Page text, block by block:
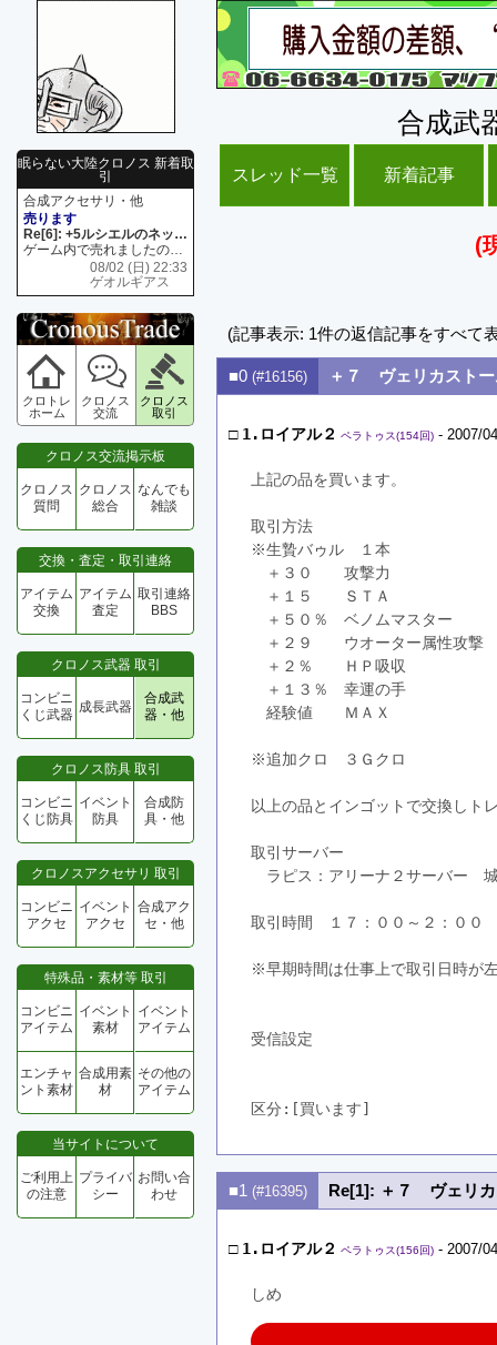
眠らない大陸クロノス 新着取
引
合成アクセサリ・他
売ります
Re[6]: +5ルシエルのネックレス
ゲーム内で売れましたので 在庫がネク1 リング4 となります リングのお値段は80G といたします
08/02 (日) 22:33
ゲオルギアス
クロトレ
ホーム
クロノス
交流
クロノス
取引
クロノス交流掲示板
クロノス
質問
クロノス
総合
なんでも
雑談
交換・査定・取引連絡
アイテム
交換
アイテム
査定
取引連絡
BBS
クロノス武器 取引
コンビニ
くじ武器 成長武器
合成武
器・他
クロノス防具 取引
コンビニ
くじ防具
イベント
防具
合成防
具・他
クロノスアクセサリ 取引
コンビニ
アクセ
イベント
アクセ
合成アク
セ・他
特殊品・素材等 取引
コンビニ
アイテム
イベント
素材
イベント
アイテム
エンチャ
ント素材
合成用素
材
その他の
アイテム
当サイトについて
ご利用上
の注意
プライバ
シー
お問い合
わせ
合成武
スレッド一覧 新着記事
(
(記事表示: 1件の返信記事をすべて
■0 (#16156) ＋７ ヴェリカスト
□ 1.ロイアル２ ペラトゥス(154回) - 2007/
上記の品を買います。
取引方法
※生贄バゥル　１本
＋３０　　攻撃力
＋１５　　ＳＴＡ
＋５０％　ベノムマスター
＋２９　　ウオーター属性攻撃
＋２％　　ＨＰ吸収
＋１３％　幸運の手
経験値　　ＭＡＸ
※追加クロ　３Ｇクロ
以上の品とインゴットで交換しト
取引サーバー
ラピス：アリーナ２サーバー　
取引時間　１７：００～２：００
※早期時間は仕事上で取引日時が
受信設定
区分:[買います]
■1 (#16395) Re[1]: ＋７ ヴェリカ
□ 1.ロイアル２ ペラトゥス(156回) - 2007/
しめ